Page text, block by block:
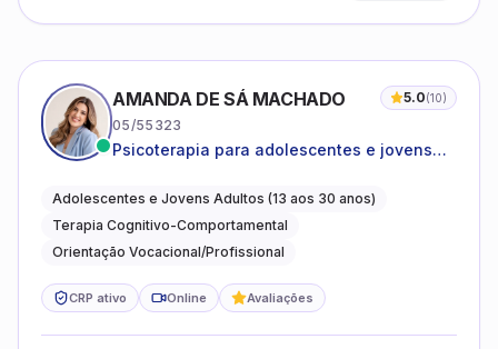
AMANDA DE SÁ MACHADO 5.0(10)
05/55323
Psicoterapia para adolescentes e jovens
autoestima, relações e orientação
profissional
Adolescentes e Jovens Adultos (13 aos 30 anos)
Terapia Cognitivo-Comportamental
Orientação Vocacional/Profissional
CRP ativo Online Avaliações